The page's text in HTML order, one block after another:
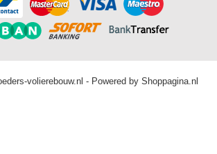
volierebouw.nl - Powered by Shoppagina.nl